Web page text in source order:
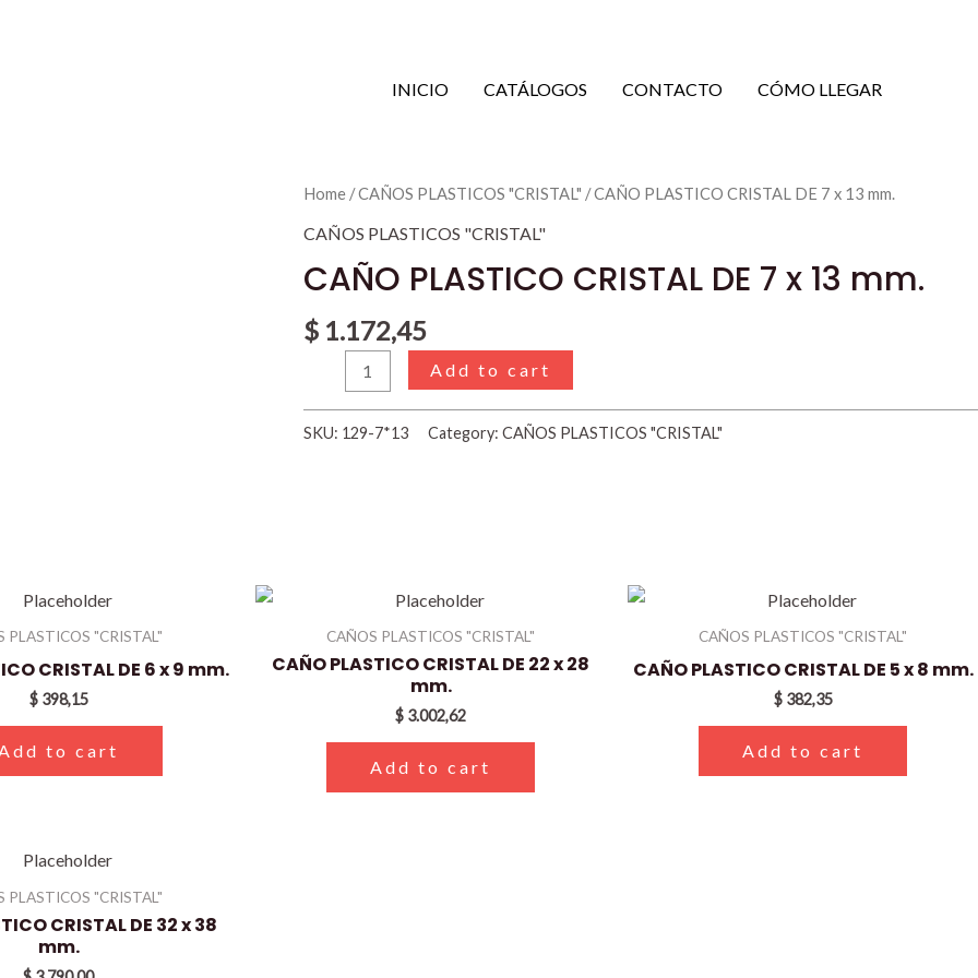
INICIO CATÁLOGOS CONTACTO CÓMO LLEGAR
Home/CAÑOS PLASTICOS "CRISTAL" / CAÑO PLASTICO CRISTAL DE 7 x 13 mm.
CAÑOS PLASTICOS "CRISTAL"
CAÑO PLASTICO CRISTAL DE 7 x 13 mm.
$1.172,45
CAÑO
PLASTICO
DE
x
quantity
Add to cart
SKU: 129-7*13 Category: CAÑOS PLASTICOS "CRISTAL"
PLASTICOS "CRISTAL"
CRISTAL DE 6 x 9 mm.
$398,15
to cart
CAÑOS PLASTICOS "CRISTAL"
CAÑO PLASTICO CRISTAL DE 22 x 28
mm.
$ 3.002,62
Add to cart
CAÑOS PLASTICOS "CRISTAL"
CAÑO PLASTICO CRISTAL DE 5 x 8 mm.
$382,35
Add to cart
PLASTICOS "CRISTAL"
CRISTAL DE 32 x 38
mm.